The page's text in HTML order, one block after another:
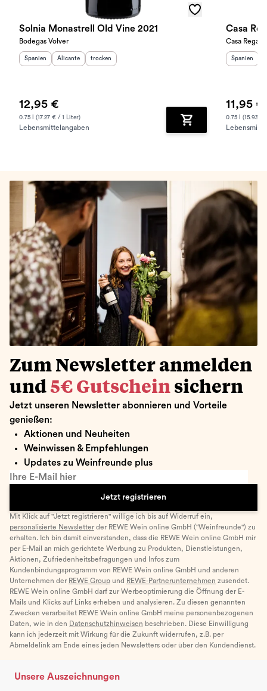
Solnia Monastrell Old Vine 2021
Bodegas Volver
Herkunftsland :
Spanien Herkunftsregion:
Alicante Geschmack
trocken
12,95 €
0.75 l (17.27 € / 1 Liter)
Lebensmittelangaben Zum Warenkorb
Casa
Casa
Spanien
11,95 €
0.75 l (15.93 €
Zum Newsletter anmelden
und 5€ Gutschein sichern
Jetzt unseren Newsletter abonnieren und Vorteile
genießen:
Aktionen und Neuheiten
Weinwissen & Empfehlungen
Updates zu Weinfreunde plus
Ihre E-Mail hier
Jetzt registrieren
Mit Klick auf "Jetzt registrieren" willige ich bis auf Widerruf ein,
personalisierte Newsletter der REWE Wein online GmbH ("Weinfreunde") zu
erhalten. Ich bin damit einverstanden, dass die REWE Wein online GmbH mir
per E-Mail an mich gerichtete Werbung zu Produkten, Dienstleistungen,
Aktionen, Zufriedenheitsbefragungen und Infos zum
Kundenbindungsprogramm von REWE Wein online GmbH und anderen
Unternehmen der REWE Group und REWE-Partnerunternehmen zusendet.
REWE Wein online GmbH darf zur Werbeoptimierung die Öffnung der E-
Mails und Klicks auf Links erheben und analysieren. Zu diesen genannten
Zwecken verarbeitet REWE Wein online GmbH meine personenbezogenen
Daten, wie in den Datenschutzhinweisen beschrieben. Diese Einwilligung
kann ich jederzeit mit Wirkung für die Zukunft widerrufen, z.B. per
Abmeldelink am Ende eines jeden Newsletters oder über den Kundendienst.
Unsere Auszeichnungen